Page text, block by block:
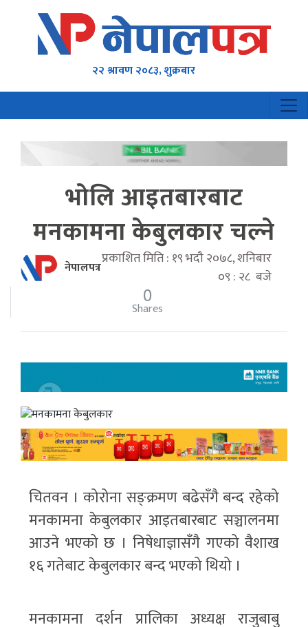
२२ श्रावण २०८३, शुक्रबार
भोलि आइतबारबाट
मनकामना केबुलकार चल्ने
नेपालपत्रप्रकाशित मिति : १९ भदौ २०७८, शनिबार
०९ : २८ बजे
0
Shares
चितवन । कोरोना सङ्क्रमण बढेसँगै बन्द रहेको
मनकामना केबुलकार आइतबारबाट सञ्चालनमा
आउने भएको छ । निषेधाज्ञासँगै गएको वैशाख
१६ गतेबाट केबुलकार बन्द भएको थियो ।
मनकामना दर्शन प्रालिका अध्यक्ष राजुबाबु